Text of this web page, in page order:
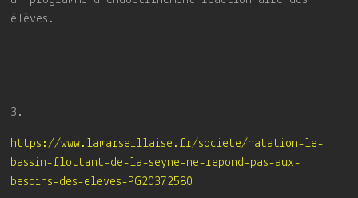
élèves.
3.
https://www.lamarseillaise.fr/societe/natation-le-
bassin-flottant-de-la-seyne-ne-repond-pas-aux-
besoins-des-eleves-PG20372580